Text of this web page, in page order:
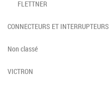
FLETTNER
CONNECTEURS ET INTERRUPTEURS
Non classé
VICTRON